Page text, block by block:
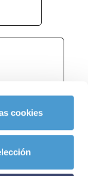
cookies
nosotros